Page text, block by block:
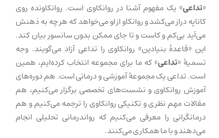
«تداعی» یک مفهوم آشنا در روانکاوی است. روانکاونده روی
کاناپه دراز می‌کشد و روانکاو از او می‌خواهد که هر چه به ذهنش
می‌آید بی‌کم و کاست و تا جای ممکن بدون سانسور بیان کند.
این «قاعدهٔ بنیادین» روانکاوی را تداعی آزاد می‌گویند. وجه
تسمیهٔ «تداعی» که ما برای مجموعه انتخاب کرده‌ایم، همین
است. تداعی یک مجموعهٔ آموزشی و درمانی است. هم دوره‌های
آموزش روانکاوی و نشست‌های تخصصی برگزار می‌کنیم، هم
مقالات مهم نظری و تکنیکی روانکاوی را ترجمه می‌کنیم و هم
درمانگرانی را معرفی می‌کنیم که رواندرمانی تحلیلی انجام
می‌دهند و با ما همکاری می‌کنند.